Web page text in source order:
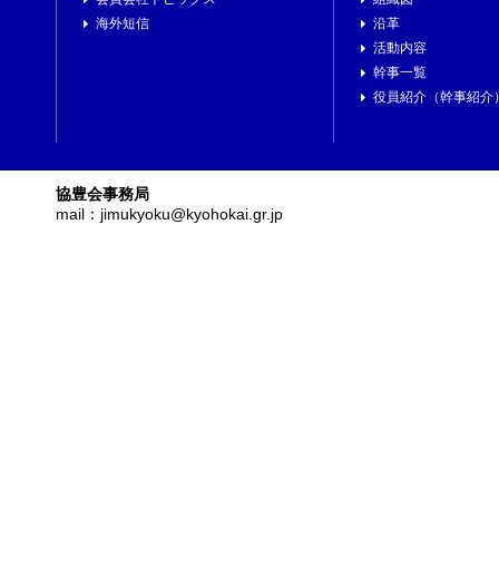
海外短信
沿革
活動内容
幹事一覧
役員紹介（幹事紹介
協豊会事務局
mail：jimukyoku@kyohokai.gr.jp